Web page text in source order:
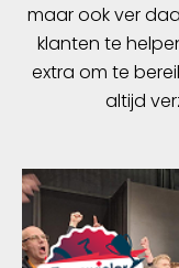
maar ook ver
klanten te
extra om te
altijd